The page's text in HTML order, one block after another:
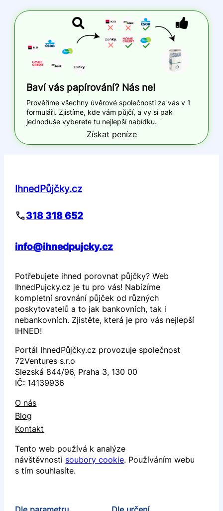
Baví vás papírování? Nás ne!
Prověříme všechny úvěrové společnosti za vás v 1
formuláři. Zjistíme, kde vám půjčí, a vy si pak
jednoduše vyberete tu nejlepší nabídku.
Získat peníze
IhnedPůjčky.cz
318 318 652
info@ihnedpujcky.cz
Potřebujete ihned porovnat půjčky? Web
IhnedPujcky.cz je tu pro vás! Nabízíme
kompletní srovnání půjček od různých
poskytovatelů a to jak bankovních, tak i
nebankovních. Zjistěte, která je pro vás nejlepší
IHNED!
Portál IhnedPůjčky.cz provozuje společnost
72Ventures s.r.o
Slezská 844/96, Praha 3, 130 00
IČ: 14139936
O nás
Blog
Kontakt
Tento web používá k analýze
návštěvnosti soubory cookie. Používáním webu
s tím souhlasíte.